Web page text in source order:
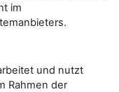
im
und nutzt
Rahmen der